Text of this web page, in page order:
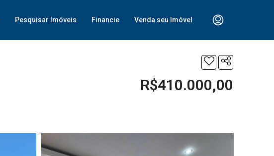
Pesquisar Imóveis Financie Venda seu Imóvel
R$410.000,00